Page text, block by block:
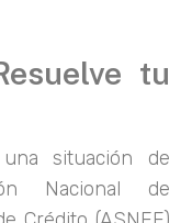
tu
situación de
Nacional de